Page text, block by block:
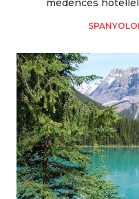
medencés